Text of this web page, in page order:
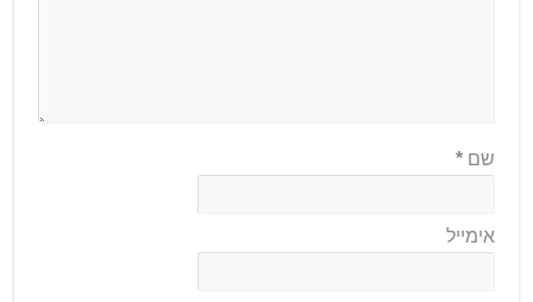
שם*
אימייל